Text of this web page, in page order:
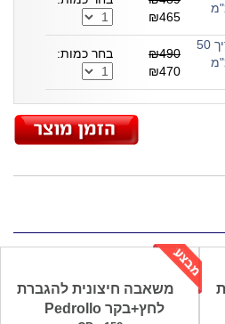
½2 מ"מ
תוף כבל מאריך 50
½2 מ"מ
₪490
בחר כמות:
משאבה חיצונית להגברת
לחץ+בקר Pedrollo